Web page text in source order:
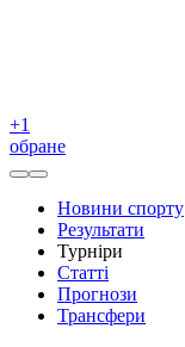
+1
обране
Новини спорту
Результати
Турніри
Статті
Прогнози
Трансфери